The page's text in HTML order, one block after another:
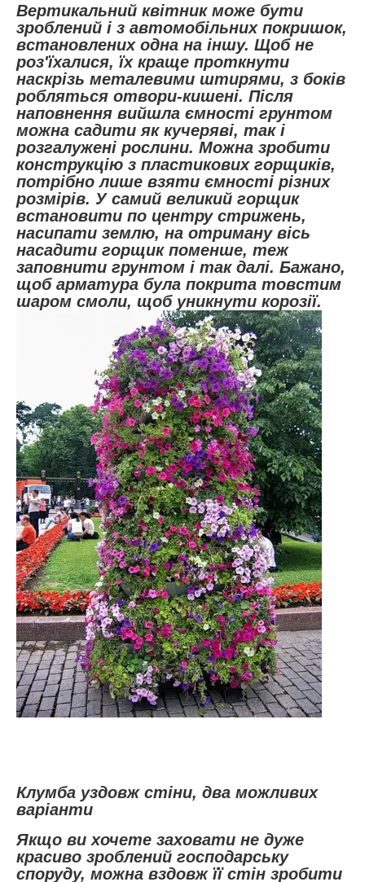
Вертикальний квітник може бути
зроблений і з автомобільних покришок,
встановлених одна на іншу. Щоб не
роз'їхалися, їх краще проткнути
наскрізь металевими штирями, з боків
робляться отвори-кишені. Після
наповнення вийшла ємності грунтом
можна садити як кучеряві, так і
розгалужені рослини. Можна зробити
конструкцію з пластикових горщиків,
потрібно лише взяти ємності різних
розмірів. У самий великий горщик
встановити по центру стрижень,
насипати землю, на отриману вісь
насадити горщик поменше, теж
заповнити грунтом і так далі. Бажано,
щоб арматура була покрита товстим
шаром смоли, щоб уникнути корозії.
Клумба уздовж стіни, два можливих
варіанти
Якщо ви хочете заховати не дуже
красиво зроблений господарську
споруду, можна вздовж її стін зробити